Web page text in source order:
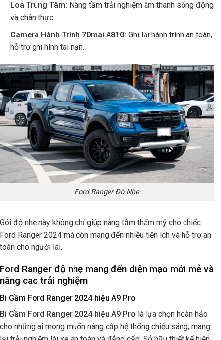
Loa Trung Tâm: Nâng tầm trải nghiệm âm thanh sống động
và chân thực.
Camera Hành Trình 70mai A810: Ghi lại hành trình an toàn,
hỗ trợ ghi hình tai nạn.
Ford Ranger Độ Nhẹ
Gói độ nhẹ này không chỉ giúp nâng tầm thẩm mỹ cho chiếc
Ford Ranger 2024 mà còn mang đến nhiều tiện ích và hỗ trợ an
toàn cho người lái.
Ford Ranger độ nhẹ mang đến diện mạo mới mẻ và
nâng cao trải nghiệm
Bi Gầm Ford Ranger 2024 hiệu A9 Pro
Bi Gầm Ford Ranger 2024 hiệu A9 Pro là lựa chọn hoàn hảo
cho những ai mong muốn nâng cấp hệ thống chiếu sáng, mang